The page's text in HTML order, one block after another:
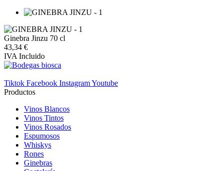
Ginebra Jinzu 70 cl
43,34 €
IVA Incluido
Tiktok Facebook InstagramYoutube
Productos
Vinos Blancos
Vinos Tintos
Vinos Rosados
Espumosos
Whiskys
Rones
Ginebras